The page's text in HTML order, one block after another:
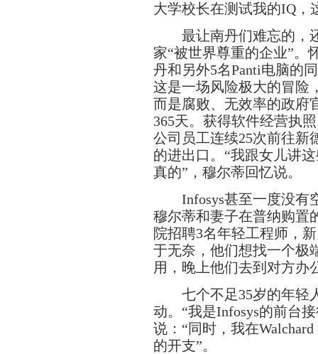
大学校长在测试我的IQ，
最让南丹们难忘的，还
家“被世界尊重的企业”。
丹和另外5名Panti电脑的
这是一场风险极大的冒险
而是腐败、无效率的政府
365天。获得软件经营执
公司员工连续25次前往新
的进出口。“我跟女儿讲
真的”，穆尔蒂回忆说。
Infosys甚至一度没有
穆尔蒂和妻子在普纳购置
院招聘3名年轻工程师，
于无奈，他们想找一个极
用，晚上他们去到对方办
七个不足35岁的年轻人
动。“我是Infosys的前台
说：“同时，我在
的开支”。